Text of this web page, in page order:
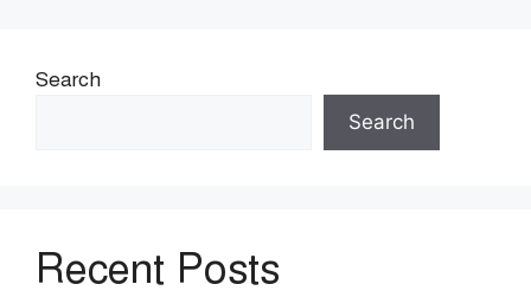
Search
Search
Recent Posts